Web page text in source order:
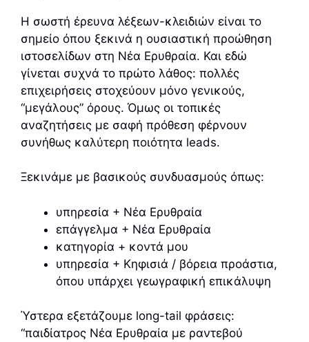
Η σωστή έρευνα λέξεων-κλειδιών είναι το
σημείο όπου ξεκινά η ουσιαστική προώθηση
ιστοσελίδων στη Νέα Ερυθραία. Και εδώ
γίνεται συχνά το πρώτο λάθος: πολλές
επιχειρήσεις στοχεύουν μόνο γενικούς,
“μεγάλους” όρους. Όμως οι τοπικές
αναζητήσεις με σαφή πρόθεση φέρνουν
συνήθως καλύτερη ποιότητα leads.
Ξεκινάμε με βασικούς συνδυασμούς όπως:
υπηρεσία + Νέα Ερυθραία
επάγγελμα + Νέα Ερυθραία
κατηγορία + κοντά μου
υπηρεσία + Κηφισιά / βόρεια προάστια,
όπου υπάρχει γεωγραφική επικάλυψη
Ύστερα εξετάζουμε long-tail φράσεις:
“παιδίατρος Νέα Ερυθραία με ραντεβού